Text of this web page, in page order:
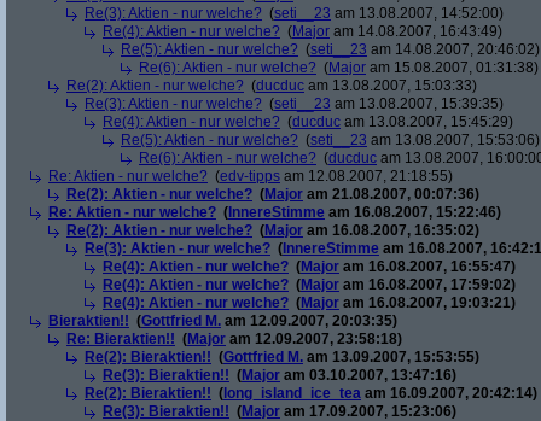
Re(3): Aktien - nur welche? (seti__23 am 13.08.2007, 14:52:00)
Re(4): Aktien - nur welche? (Major am 14.08.2007, 16:43:49)
Re(5): Aktien - nur welche? (seti__23 am 14.08.2007, 20:46:02)
Re(6): Aktien - nur welche? (Major am 15.08.2007, 01:31:38)
Re(2): Aktien - nur welche? (ducduc am 13.08.2007, 15:03:33)
Re(3): Aktien - nur welche? (seti__23 am 13.08.2007, 15:39:35)
Re(4): Aktien - nur welche? (ducduc am 13.08.2007, 15:45:29)
Re(5): Aktien - nur welche? (seti__23 am 13.08.2007, 15:53:06)
Re(6): Aktien - nur welche? (ducduc am 13.08.2007,
Re: Aktien - nur welche? (edv-tipps am 12.08.2007, 21:18:55)
Re(2): Aktien - nur welche? (Major am 21.08.2007, 00:07:36)
Re: Aktien - nur welche? ( InnereStimme am 16.08.2007, 15:22:46)
Re(2): Aktien - nur welche? (Major am 16.08.2007, 16:35:02)
Re(3): Aktien - nur welche? ( InnereStimme am 16.08.2007,
Re(4): Aktien - nur welche? (Major am 16.08.2007, 16:55:47)
Re(4): Aktien - nur welche? (Major am 16.08.2007, 17:59:02)
Re(4): Aktien - nur welche? (Major am 16.08.2007, 19:03:21)
Bieraktien!! (Gottfried M. am 12.09.2007, 20:03:35)
Re: Bieraktien!! (Major am 12.09.2007, 23:58:18)
Re(2): Bieraktien!! (Gottfried M. am 13.09.2007, 15:53:55)
Re(3): Bieraktien!! (Major am 03.10.2007, 13:47:16)
Re(2): Bieraktien!! ( long_island_ice_tea am 16.09.2007, 20:42:14)
Re(3): Bieraktien!! (Major am 17.09.2007, 15:23:06)